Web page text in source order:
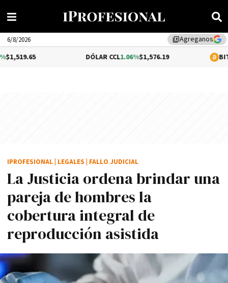
library_addAgreganos
6/8/2026
1.06%$1,576.19 0.2%
La Justicia ordena brindar una
pareja de hombres la
cobertura integral de
reproducción asistida
IPROFESIONAL LEGALES FALLO JUDICIAL